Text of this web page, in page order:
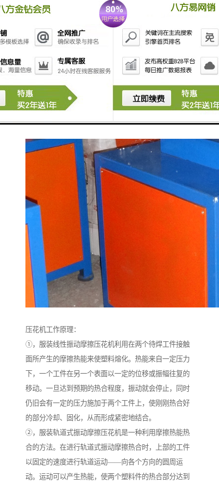
压花机工作原理：
①，服装线性振动摩擦压花机利用在两个待焊工件接触
面所产生的摩擦热能来使塑料熔化。热能来自一定压力
下，一个工件在另一个表面以一定的位移或振幅往复的
移动。一旦达到预期的热合程度，振动就会停止，同时
仍旧会有一定的压力施加于两个工件上，使刚刚热合好
的部分冷却、固化，从而形成紧密地结合。
②，服装轨道式振动摩擦压花机是一种利用摩擦热能热
合的方法。在进行轨道式振动摩擦热合时，上部的工件
以固定的速度进行轨道运动——向各个方向的圆周运
动。运动可以产生热能，使两个塑料件的热合部分达到